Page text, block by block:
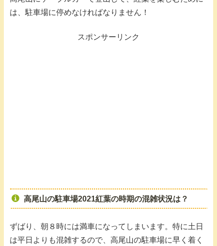
は、駐車場に停めなければなりません！
スポンサーリンク
高尾山の駐車場2021紅葉の時期の混雑状況は？
ずばり、朝８時には満車になってしまいます。特に土日
は平日よりも混雑するので、高尾山の駐車場に早く着く